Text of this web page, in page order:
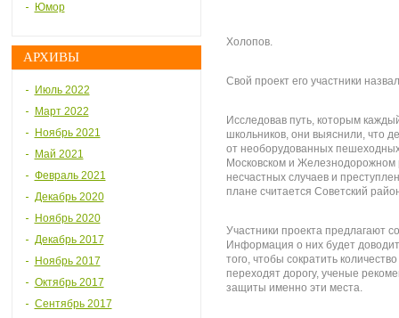
Юмор
АРХИВЫ
Июль 2022
Март 2022
Ноябрь 2021
Май 2021
Февраль 2021
Декабрь 2020
Ноябрь 2020
Декабрь 2017
Ноябрь 2017
Октябрь 2017
Сентябрь 2017
Холопов.
Свой проект его участники
Исследовав путь, которым
школьников, они выяснили, что
от необорудованных
Московском и Железнодорожном
несчастных случаев и
плане считается Советский
Участники проекта предлагают
Информация о них будет
того, чтобы сократить
переходят дорогу, ученые
защиты именно эти места.